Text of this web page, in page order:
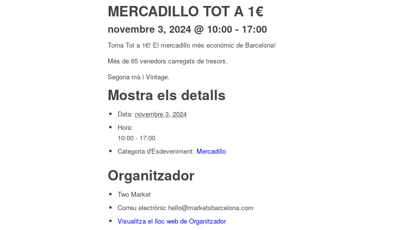
MERCADILLO TOT A 1€
novembre 3, 2024 @ 10:00 - 17:00
Torna Tot a 1€! El mercadillo més económic de Barcelona!
Més de 65 venedors carregats de tresors.
Segona mà i Vintage.
Mostra els detalls
Data: novembre 3, 2024
Hora:
10:00 - 17:00
Categoria d'Esdeveniment: Mercadillo
Organitzador
Two Market
Correu electrònic hello@marketsbarcelona.com
Visualitza el lloc web de Organitzador